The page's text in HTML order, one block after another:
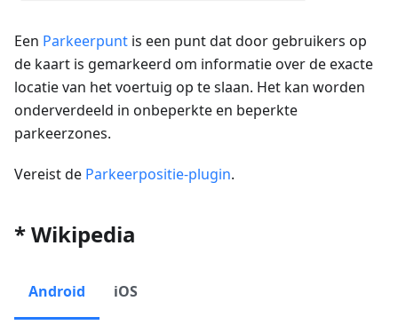
Een Parkeerpunt is een punt dat door gebruikers op
de kaart is gemarkeerd om informatie over de exacte
locatie van het voertuig op te slaan. Het kan worden
onderverdeeld in onbeperkte en beperkte
parkeerzones.
Vereist de Parkeerpositie-plugin.
* Wikipedia
Android iOS